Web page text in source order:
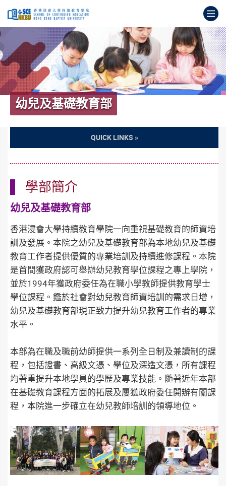
要
容
打
開
主
要
內
容
幼兒及基礎教育部
學部簡介
幼兒及基礎教育部
香港浸會大學持續教育學院一向重視基礎教育的師資培
訓及發展。本院之幼兒及基礎教育部為本地幼兒及基礎
教育工作者提供優質的專業培訓及持續進修課程。本院
是首間獲政府認可舉辦幼兒教育學位課程之專上學院，
並於1994年獲政府委任為在職小學教師提供教育學士
學位課程。鑑於社會對幼兒教育師資培訓的需求日增，
幼兒及基礎教育部現正致力提升幼兒教育工作者的專業
水平。
本部為在職及職前幼師提供一系列全日制及兼讀制的課
程，包括證書、高級文憑、學位及深造文憑，所有課程
均著重提升本地學員的學歷及專業技能。隨著近年本部
在基礎教育課程方面的拓展及屢獲政府委任開辦有關課
程，本院進一步確立在幼兒教師培訓的領導地位。